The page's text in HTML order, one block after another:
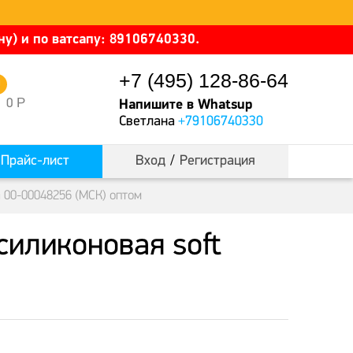
и по ватсапу: 89106740330.
0 Р
+7 (495) 128-86-64
Напишите в Whatsup
Светлана +79106740330
Прайс-лист Вход / Регистрация
00-00048256 (МСК) оптом
soft